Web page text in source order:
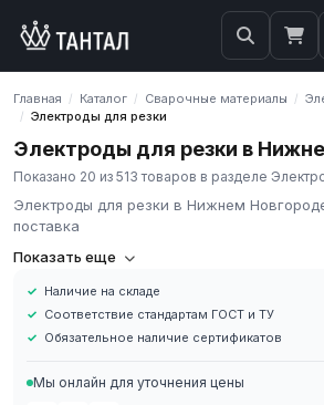
Главная / Каталог / Сварочные материалы /
/ Электроды для резки
Электроды для резки в
Показано 20 из 513 товаров в разделе
Электроды для резки в Нижнем
поставка
Электроды для резки
которого заключается в разделении
заготовки требуемого размера и формы.
приборы и оборудование. Оптимальными
Показать еще
Наличие на складе
Соответствие стандартам ГОСТ и ТУ
Обязательное наличие сертификатов
Мы онлайн для уточнения цены